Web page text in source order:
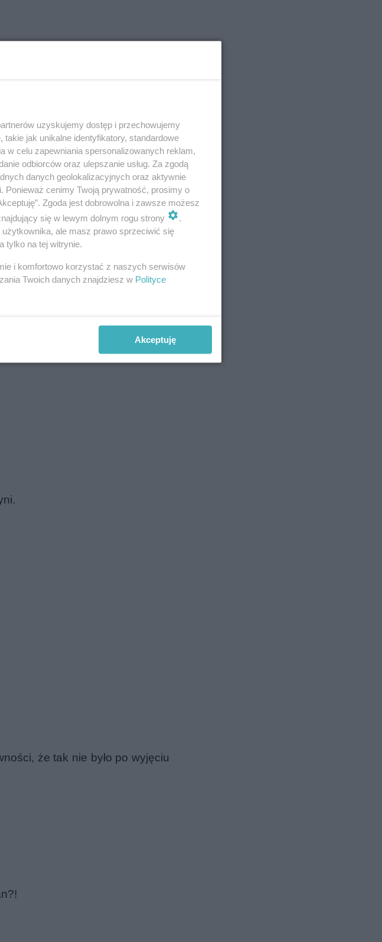
bezczelność zakrawają na
że tak nie było po wyjęciu
uzyskujemy dostęp i przechowujemy
jak unikalne identyfikatory, standardowe
w celu zapewniania spersonalizowanych reklam,
odbiorców oraz ulepszanie usług. Za zgodą
danych geolokalizacyjnych oraz aktywnie
cenimy Twoją prywatność, prosimy o
Zgoda jest dobrowolna i zawsze możesz
się w lewym dolnym rogu strony
.
ale masz prawo sprzeciwić się
tylko na tej witrynie.
i komfortowo korzystać z naszych serwisów
Twoich danych znajdziesz w Polityce
Akceptuję